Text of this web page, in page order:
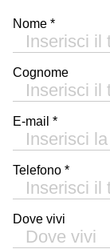
Nome *
Cognome
E-mail *
Telefono *
Dove vivi